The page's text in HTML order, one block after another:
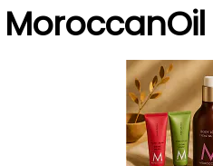
MoroccanOil